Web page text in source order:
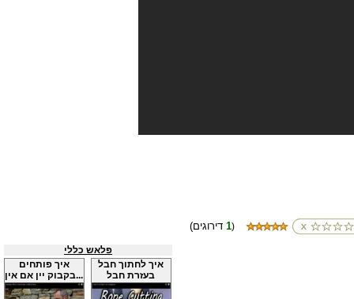
1)
פלאש כללי
איך פותחים
בקבוק יין אם אין...
איך לחתוך חבל
בעזרת חבל